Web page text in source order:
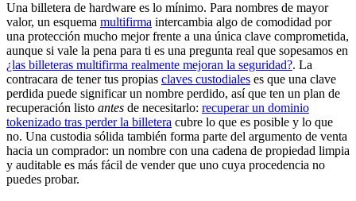
Una billetera de hardware es lo mínimo. Para nombres de mayor
valor, un esquema multifirma intercambia algo de comodidad por
una protección mucho mejor frente a una única clave comprometida,
aunque si vale la pena para ti es una pregunta real que sopesamos en
¿las billeteras multifirma realmente mejoran la seguridad?. La
contracara de tener tus propias claves custodiales es que una clave
perdida puede significar un nombre perdido, así que ten un plan de
recuperación listo antes de necesitarlo: recuperar un dominio
tokenizado tras perder la billetera cubre lo que es posible y lo que
no. Una custodia sólida también forma parte del argumento de venta
hacia un comprador: un nombre con una cadena de propiedad limpia
y auditable es más fácil de vender que uno cuya procedencia no
puedes probar.